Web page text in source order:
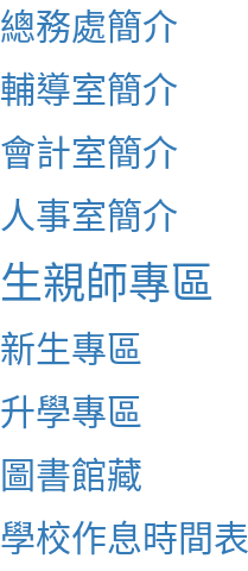
總務處簡介
輔導室簡介
會計室簡介
人事室簡介
生親師專區
新生專區
升學專區
圖書館藏
學校作息時間表